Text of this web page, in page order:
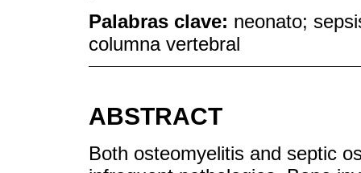
Palabras clave: neonato;
columna vertebral
ABSTRACT
Both osteomyelitis and septic